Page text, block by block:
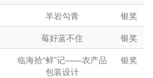
羊岩勾青
银奖
莓好蓝不住
银奖
临海拾“鲜”记——农产品
包装设计
银奖